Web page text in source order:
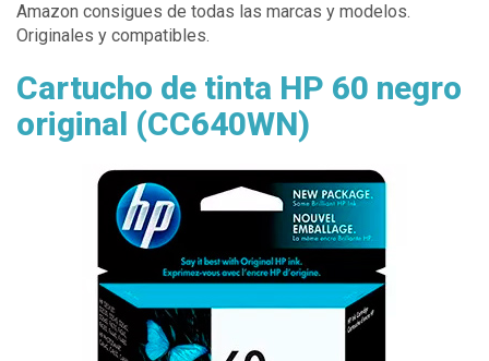
Amazon consigues de todas las marcas y modelos.
Originales y compatibles.
Cartucho de tinta HP 60 negro
original (CC640WN)